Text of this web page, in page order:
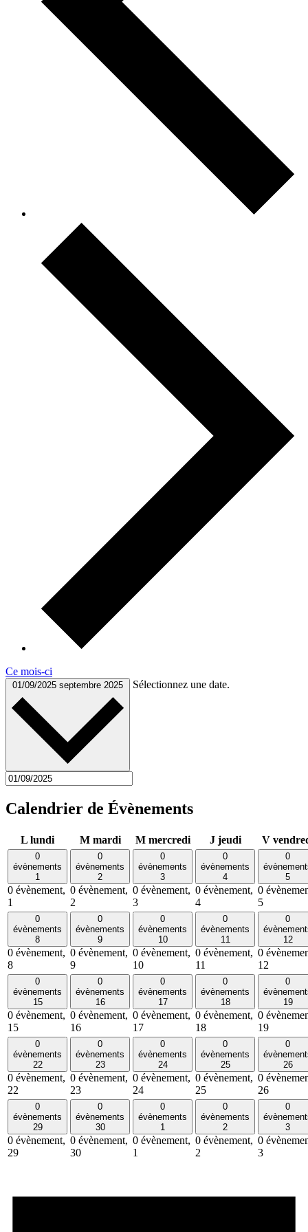
Ce mois-ci
01/09/2025 septembre 2025 Sélectionnez une date.
Calendrier de Évènements
L lundi M mardi M mercredi J jeudi V
0
évènements
1
0 évènement,
1
0
évènements
2
0 évènement,
2
0
évènements
3
0 évènement,
3
0
évènements
4
0 évènement,
4
0
5
0
5
0
évènements
8
0 évènement,
8
0
évènements
9
0 évènement,
9
0
évènements
10
0 évènement,
10
0
évènements
11
0 évènement,
11
0
12
0
12
0
évènements
15
0 évènement,
15
0
évènements
16
0 évènement,
16
0
évènements
17
0 évènement,
17
0
évènements
18
0 évènement,
18
0
19
0
19
0
évènements
22
0 évènement,
22
0
évènements
23
0 évènement,
23
0
évènements
24
0 évènement,
24
0
évènements
25
0 évènement,
25
0
26
0
26
0
évènements
29
0 évènement,
29
0
évènements
30
0 évènement,
30
0
évènements
1
0 évènement,
1
0
évènements
2
0 évènement,
2
0
3
0
3